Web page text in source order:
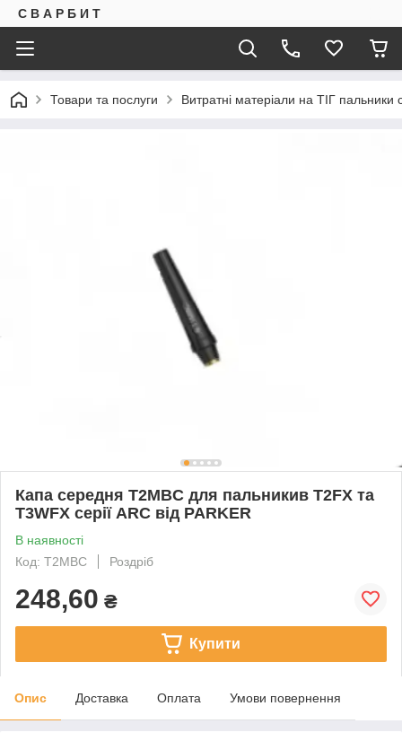
С В А Р Б И Т
Товари та послуги Витратні матеріали на ТІГ пальники
Капа середня T2MBC для пальникив T2FX та
T3WFX серії ARC від PARKER
В наявності
Код: T2MBC
Роздріб
248,60 ₴
Купити
Опис Доставка Оплата Умови повернення